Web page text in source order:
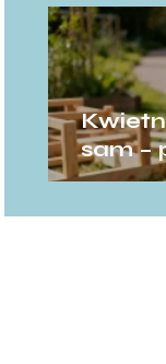
sam –
po